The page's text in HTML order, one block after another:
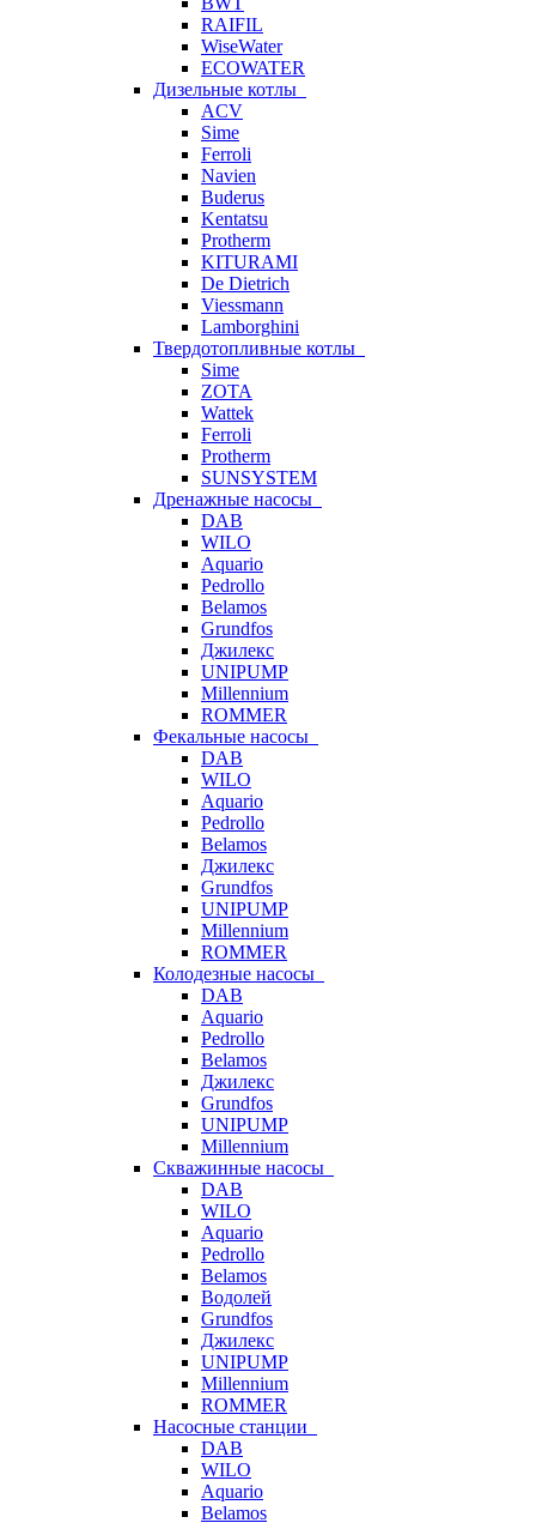
RAIFIL
WiseWater
ECOWATER
Дизельные котлы
ACV
Sime
Ferroli
Navien
Buderus
Kentatsu
Protherm
KITURAMI
De Dietrich
Viessmann
Lamborghini
Твердотопливные котлы
Sime
ZOTA
Wattek
Ferroli
Protherm
SUNSYSTEM
Дренажные насосы
DAB
WILO
Aquario
Pedrollo
Belamos
Grundfos
Джилекс
UNIPUMP
Millennium
ROMMER
Фекальные насосы
DAB
WILO
Aquario
Pedrollo
Belamos
Джилекс
Grundfos
UNIPUMP
Millennium
ROMMER
Колодезные насосы
DAB
Aquario
Pedrollo
Belamos
Джилекс
Grundfos
UNIPUMP
Millennium
Скважинные насосы
DAB
WILO
Aquario
Pedrollo
Belamos
Водолей
Grundfos
Джилекс
UNIPUMP
Millennium
ROMMER
Насосные станции
DAB
WILO
Aquario
Belamos